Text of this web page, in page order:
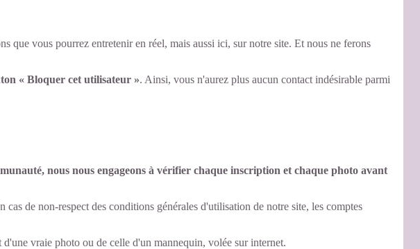
que vous pourrez entretenir en réel, mais aussi ici, sur notre site. Et nous ne ferons
« Bloquer cet utilisateur ». Ainsi, vous n'aurez plus aucun contact indésirable parmi
nous nous engageons à vérifier chaque inscription et chaque photo avant
de non-respect des conditions générales d'utilisation de notre site, les comptes
vraie photo ou de celle d'un mannequin, volée sur internet.